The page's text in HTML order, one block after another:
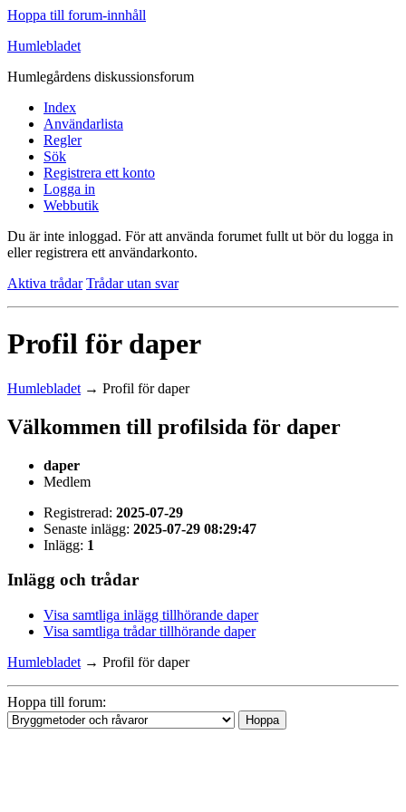
Hoppa till forum-innhåll
Humlebladet
Humlegårdens diskussionsforum
Index
Användarlista
Regler
Sök
Registrera ett konto
Logga in
Webbutik
Du är inte inloggad. För att använda forumet fullt ut bör du logga in
eller registrera ett användarkonto.
Aktiva trådar Trådar utan svar
Profil för daper
Humlebladet → Profil för daper
Välkommen till profilsida för daper
daper
Medlem
Registrerad: 2025-07-29
Senaste inlägg: 2025-07-29 08:29:47
Inlägg: 1
Inlägg och trådar
Visa samtliga inlägg tillhörande daper
Visa samtliga trådar tillhörande daper
Humlebladet → Profil för daper
Hoppa till forum: